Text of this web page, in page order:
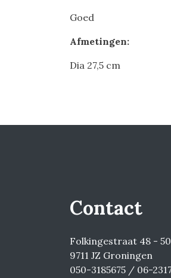
Goed
Afmetingen:
Dia 27,5 cm
Contact
Folkingestraat 48 - 50
9711 JZ Groningen
050-3185675 / 06-